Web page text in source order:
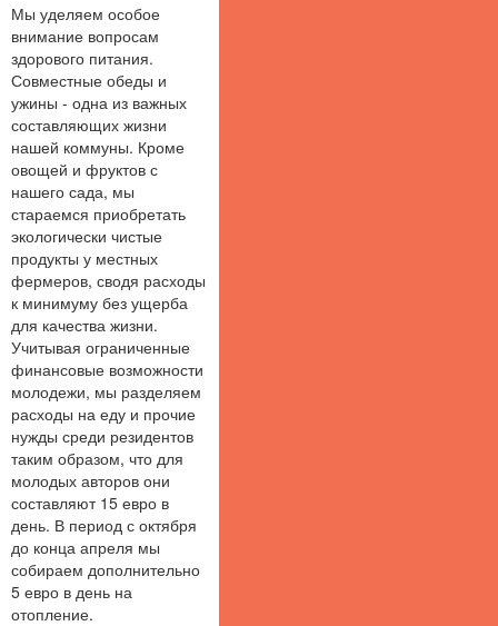
Мы уделяем особое
внимание вопросам
здорового питания.
Совместные обеды и
ужины - одна из важных
составляющих жизни
нашей коммуны. Кроме
овощей и фруктов с
нашего сада, мы
стараемся приобретать
экологически чистые
продукты у местных
фермеров, сводя расходы
к минимуму без ущерба
для качества жизни.
Учитывая ограниченные
финансовые возможности
молодежи, мы разделяем
расходы на еду и прочие
нужды среди резидентов
таким образом, что для
молодых авторов они
составляют 15 евро в
день. В период с октября
до конца апреля мы
собираем дополнительно
5 евро в день на
отопление.